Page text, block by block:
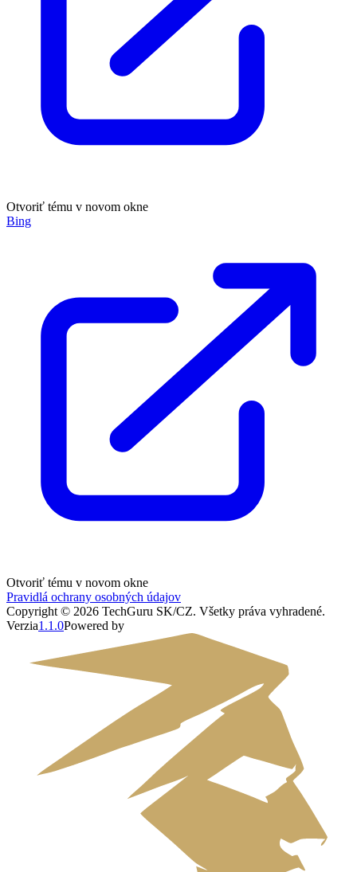
Otvoriť tému v novom okne
Bing
Otvoriť tému v novom okne
Pravidlá ochrany osobných údajov
Copyright © 2026 TechGuru SK/CZ. Všetky práva vyhradené.
Verzia1.1.0Powered by